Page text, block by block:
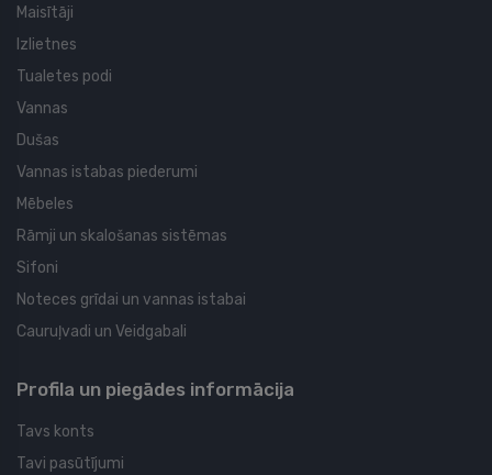
Maisītāji
Izlietnes
Tualetes podi
Vannas
Dušas
Vannas istabas piederumi
Mēbeles
Rāmji un skalošanas sistēmas
Sifoni
Noteces grīdai un vannas istabai
Cauruļvadi un Veidgabali
Profila un piegādes informācija
Tavs konts
Tavi pasūtījumi